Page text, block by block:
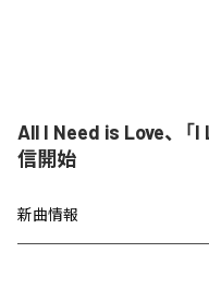
All I Need is Love、「
信開始
新曲情報